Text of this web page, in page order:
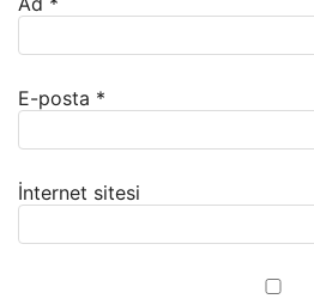
E-posta *
İnternet sitesi